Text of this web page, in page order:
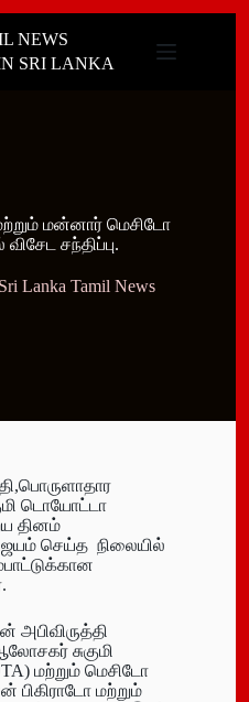
NEWS
SRI LANKA
மன்னார் மெசிடோ
சந்திப்பு.
Sri Lanka Tamil News
டொயோட்டா
தினம்
செய்த நிலையில்
சுகுமி
மற்றும் மெசிடோ
பிகிராடோ மற்றும்